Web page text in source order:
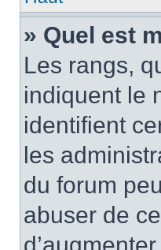
» Quel est
Les rangs,
indiquent le
identifient
les
du forum
abuser de